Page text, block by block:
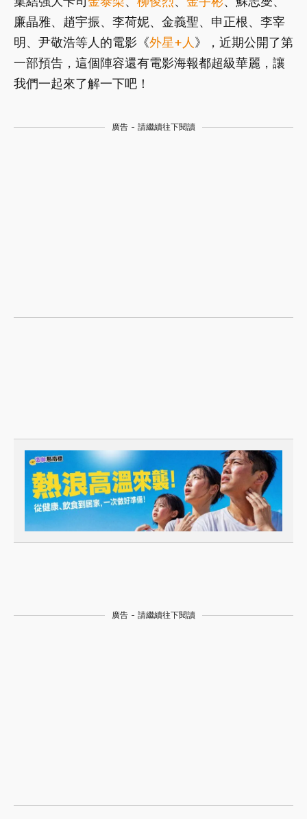
廉晶雅、趙宇振、李荷妮、金義聖、申正根、李宰
明、尹敬浩等人的電影《外星+人 》，近期公開了第
一部預告，這個陣容還有電影海報都超級華麗，讓
我們一起來了解一下吧！
廣告 - 請繼續往下閱讀
廣告 - 請繼續往下閱讀